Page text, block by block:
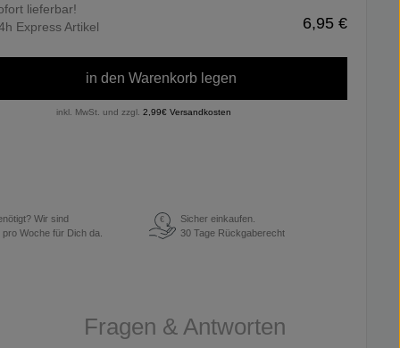
lieferbar!
Express Artikel
6,95 €
in den Warenkorb legen
inkl. MwSt. und zzgl. 2,99€ Versandkosten
Wir sind
pro Woche für Dich da.
€
Sicher einkaufen.
30 Tage Rückgaberecht
Fragen & Antworten